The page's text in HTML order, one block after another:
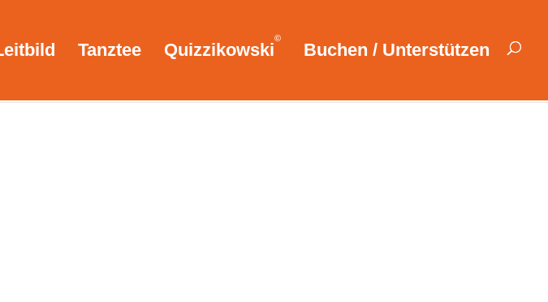
Tanztee Quizzikowski
©
Buchen / Unterstützen